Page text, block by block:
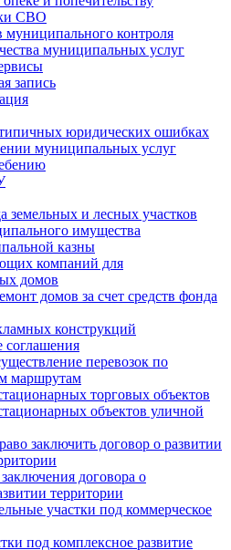
СВО
муниципального контроля
муниципальных услуг
запись
юридических ошибках
муниципальных услуг
земельных и лесных участков
имущества
казны
компаний для
домов
домов за счет средств фонда
конструкций
перевозок по
маршрутам
торговых объектов
объектов уличной
заключить договор о развитии
договора о
территории
участки под коммерческое
под комплексное развитие